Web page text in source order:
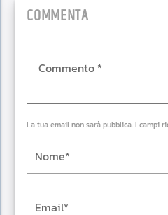
COMMENTA
La tua email non sarà pubblica. I campi